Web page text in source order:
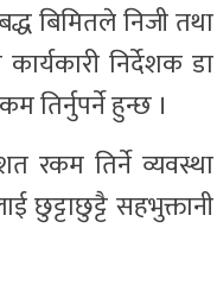
बिमितले निजी तथा
निर्देशक डा
तिर्नुपर्ने हुन्छ ।
रकम तिर्ने व्यवस्था
छुट्टाछुट्टै सहभुक्तानी